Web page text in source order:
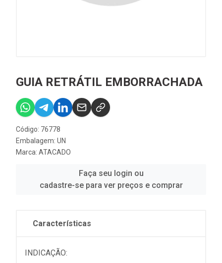
GUIA RETRÁTIL EMBORRACHADA
Código: 76778
Embalagem: UN
Marca: ATACADO
Faça seu login ou
cadastre-se para ver preços e comprar
Características
INDICAÇÃO: